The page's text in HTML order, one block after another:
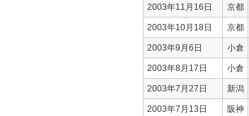
2003年11月16日 京都
2003年10月18日 京都
2003年9月6日 小倉
2003年8月17日 小倉
2003年7月27日 新潟
2003年7月13日 阪神